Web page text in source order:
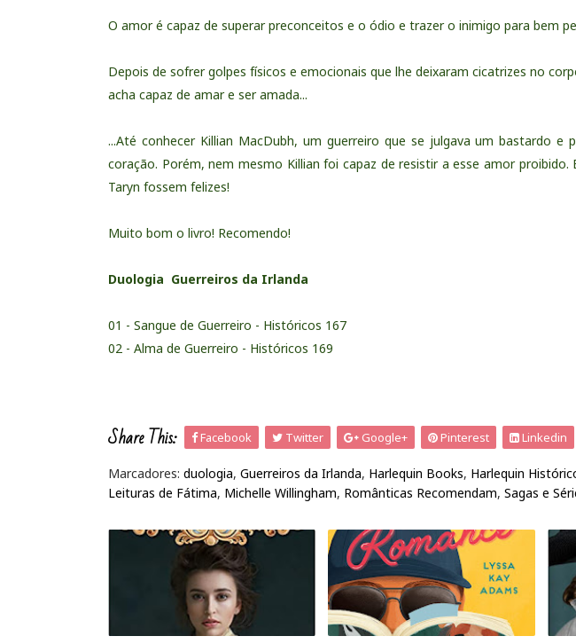
O amor é capaz de superar preconceitos e o ódio e trazer o inimigo para bem
Depois de sofrer golpes físicos e emocionais que lhe deixaram cicatrizes no
acha capaz de amar e ser amada...
...Até conhecer Killian MacDubh, um guerreiro que se julgava um bastardo e
coração. Porém, nem mesmo Killian foi capaz de resistir a esse amor proibido.
Taryn fossem felizes!
Muito bom o livro! Recomendo!
Duologia Guerreiros da Irlanda
01 - Sangue de Guerreiro - Históricos 167
02 - Alma de Guerreiro - Históricos 169
Share This: Facebook Twitter Google+ Pinterest Linkedin
Marcadores: duologia, Guerreiros da Irlanda, Harlequin Books, Harlequin
Leituras de Fátima, Michelle Willingham, Românticas Recomendam, Sagas e